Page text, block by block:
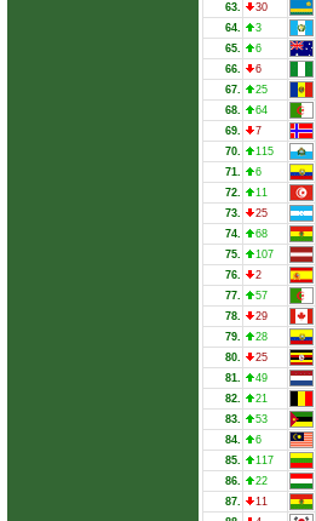
63. 30
64. 3
65. 6
66. 6
67. 25
68. 64
69. 7
70. 115
71. 6
72. 11
73. 25
74. 68
75. 107
76. 2
77. 57
78. 29
79. 28
80. 25
81. 49
82. 21
83. 53
84. 6
85. 117
86. 22
87. 11